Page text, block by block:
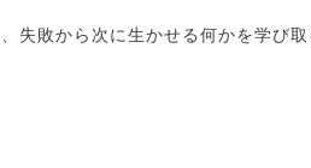
失敗から次に生かせる何かを学び